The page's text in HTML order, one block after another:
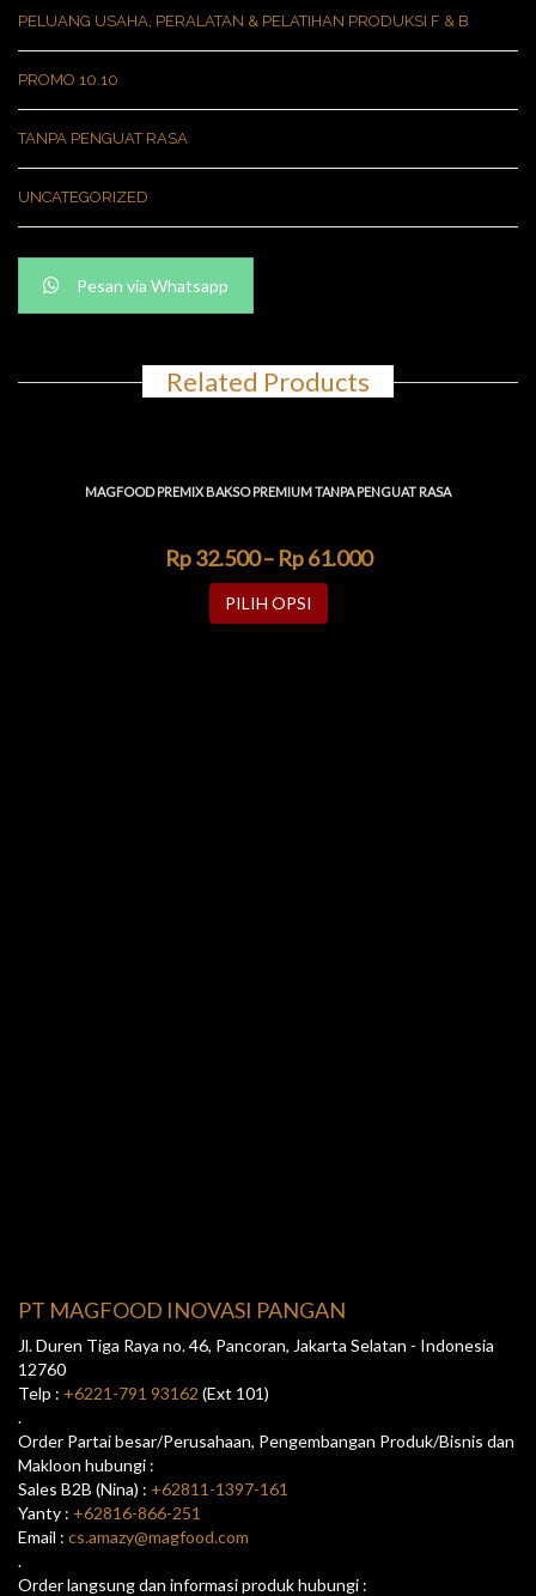
PELUANG USAHA, PERALATAN & PELATIHAN PRODUKSI F & B
PROMO 10.10
TANPA PENGUAT RASA
UNCATEGORIZED
Pesan via Whatsapp
Related Products
MAGFOOD PREMIX BAKSO PREMIUM TANPA PENGUAT RASA
Rp32.500– Rp61.000
PILIH OPSI
PT MAGFOOD INOVASI PANGAN
Jl. Duren Tiga Raya no. 46, Pancoran, Jakarta Selatan - Indonesia
12760
Telp : +6221-791 93162 (Ext 101)
.
Order Partai besar/Perusahaan, Pengembangan Produk/Bisnis dan
Makloon hubungi :
Sales B2B (Nina) : +62811-1397-161
Yanty : +62816-866-251
Email : cs.amazy@magfood.com
.
Order langsung dan informasi produk hubungi :